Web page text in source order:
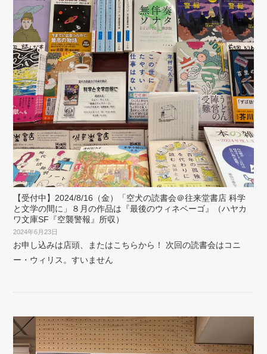
【受付中】2024/8/16（金）「空犬の読書会＠往来堂書店 科学
と文学の間に」８月の作品は『最後のウィネベーゴ』（ハヤカ
ワ文庫SF『空襲警報』所収）
2024年6月23日
お申し込みは店頭、またはこちらから！ 次回の読書会はコニ
ー・ウィリス。すいません